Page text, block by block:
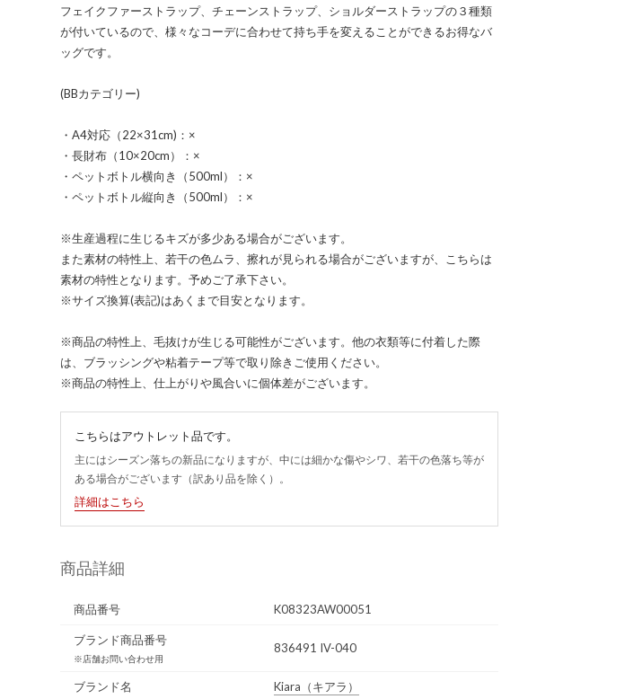
フェイクファーストラップ、チェーンストラップ、ショルダーストラップの３種類
が付いているので、様々なコーデに合わせて持ち手を変えることができるお得なバ
ッグです。
(BBカテゴリー)
・A4対応（22×31cm)：×
・長財布（10×20cm）：×
・ペットボトル横向き（500ml）：×
・ペットボトル縦向き（500ml）：×
※生産過程に生じるキズが多少ある場合がございます。
また素材の特性上、若干の色ムラ、擦れが見られる場合がございますが、こちらは
素材の特性となります。予めご了承下さい。
※サイズ換算(表記)はあくまで目安となります。
※商品の特性上、毛抜けが生じる可能性がございます。他の衣類等に付着した際
は、ブラッシングや粘着テープ等で取り除きご使用ください。
※商品の特性上、仕上がりや風合いに個体差がございます。
こちらはアウトレット品です。
主にはシーズン落ちの新品になりますが、中には細かな傷やシワ、若干の色落ち等が
ある場合がございます（訳あり品を除く）。
詳細はこちら
商品詳細
商品番号 K08323AW00051
ブランド商品番号
※店舗お問い合わせ用
836491 IV-040
ブランド名 Kiara （キアラ）